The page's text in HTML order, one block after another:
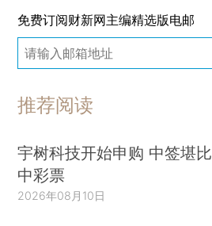
免费订阅财新网主编精选版电邮
推荐阅读
宇树科技开始申购 中签堪比
中彩票
2026年08月10日